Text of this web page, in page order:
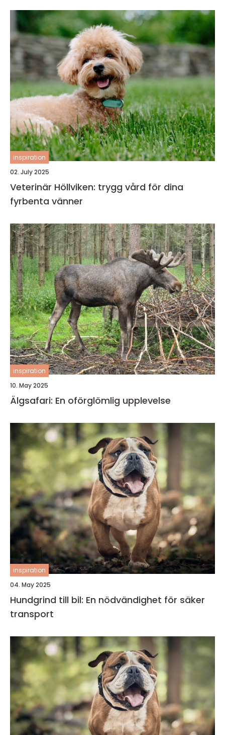
inspiration
02. July 2025
Veterinär Höllviken: trygg vård för dina
fyrbenta vänner
inspiration
10. May 2025
Älgsafari: En oförglömlig upplevelse
inspiration
04. May 2025
Hundgrind till bil: En nödvändighet för säker
transport